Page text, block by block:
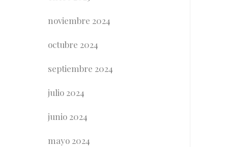
noviembre 2024
octubre 2024
septiembre 2024
julio 2024
junio 2024
mayo 2024